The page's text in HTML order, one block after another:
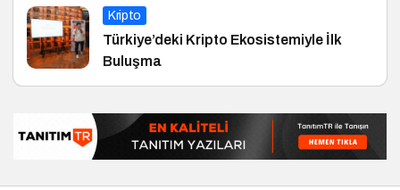
Kripto
Türkiye’deki Kripto Ekosistemiyle İlk
Buluşma